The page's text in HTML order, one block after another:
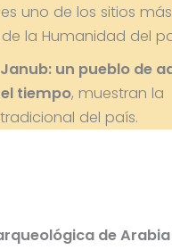
uno de los sitios
la Humanidad del
un pueblo de
tiempo, muestran la
del país.
de